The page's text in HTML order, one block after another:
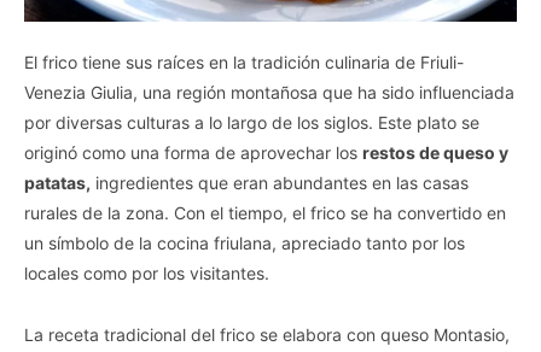
El frico tiene sus raíces en la tradición culinaria de Friuli-
Venezia Giulia, una región montañosa que ha sido influenciada
por diversas culturas a lo largo de los siglos. Este plato se
originó como una forma de aprovechar los restos de queso y
patatas, ingredientes que eran abundantes en las casas
rurales de la zona. Con el tiempo, el frico se ha convertido en
un símbolo de la cocina friulana, apreciado tanto por los
locales como por los visitantes.
La receta tradicional del frico se elabora con queso Montasio,